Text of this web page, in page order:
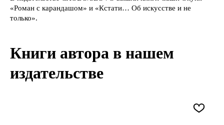
«Роман с карандашом» и «Кстати… Об искусстве и не
только».
Книги автора в нашем
издательстве